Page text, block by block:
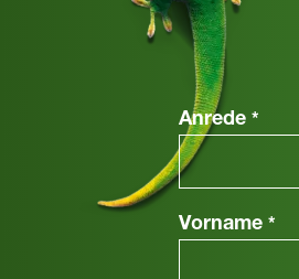
Anrede *
Vorname *